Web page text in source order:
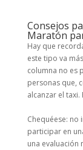
Consejos
Maratón
Hay que
este tipo va
columna no es
personas que,
alcanzar el
Chequéese: no
participar en
una